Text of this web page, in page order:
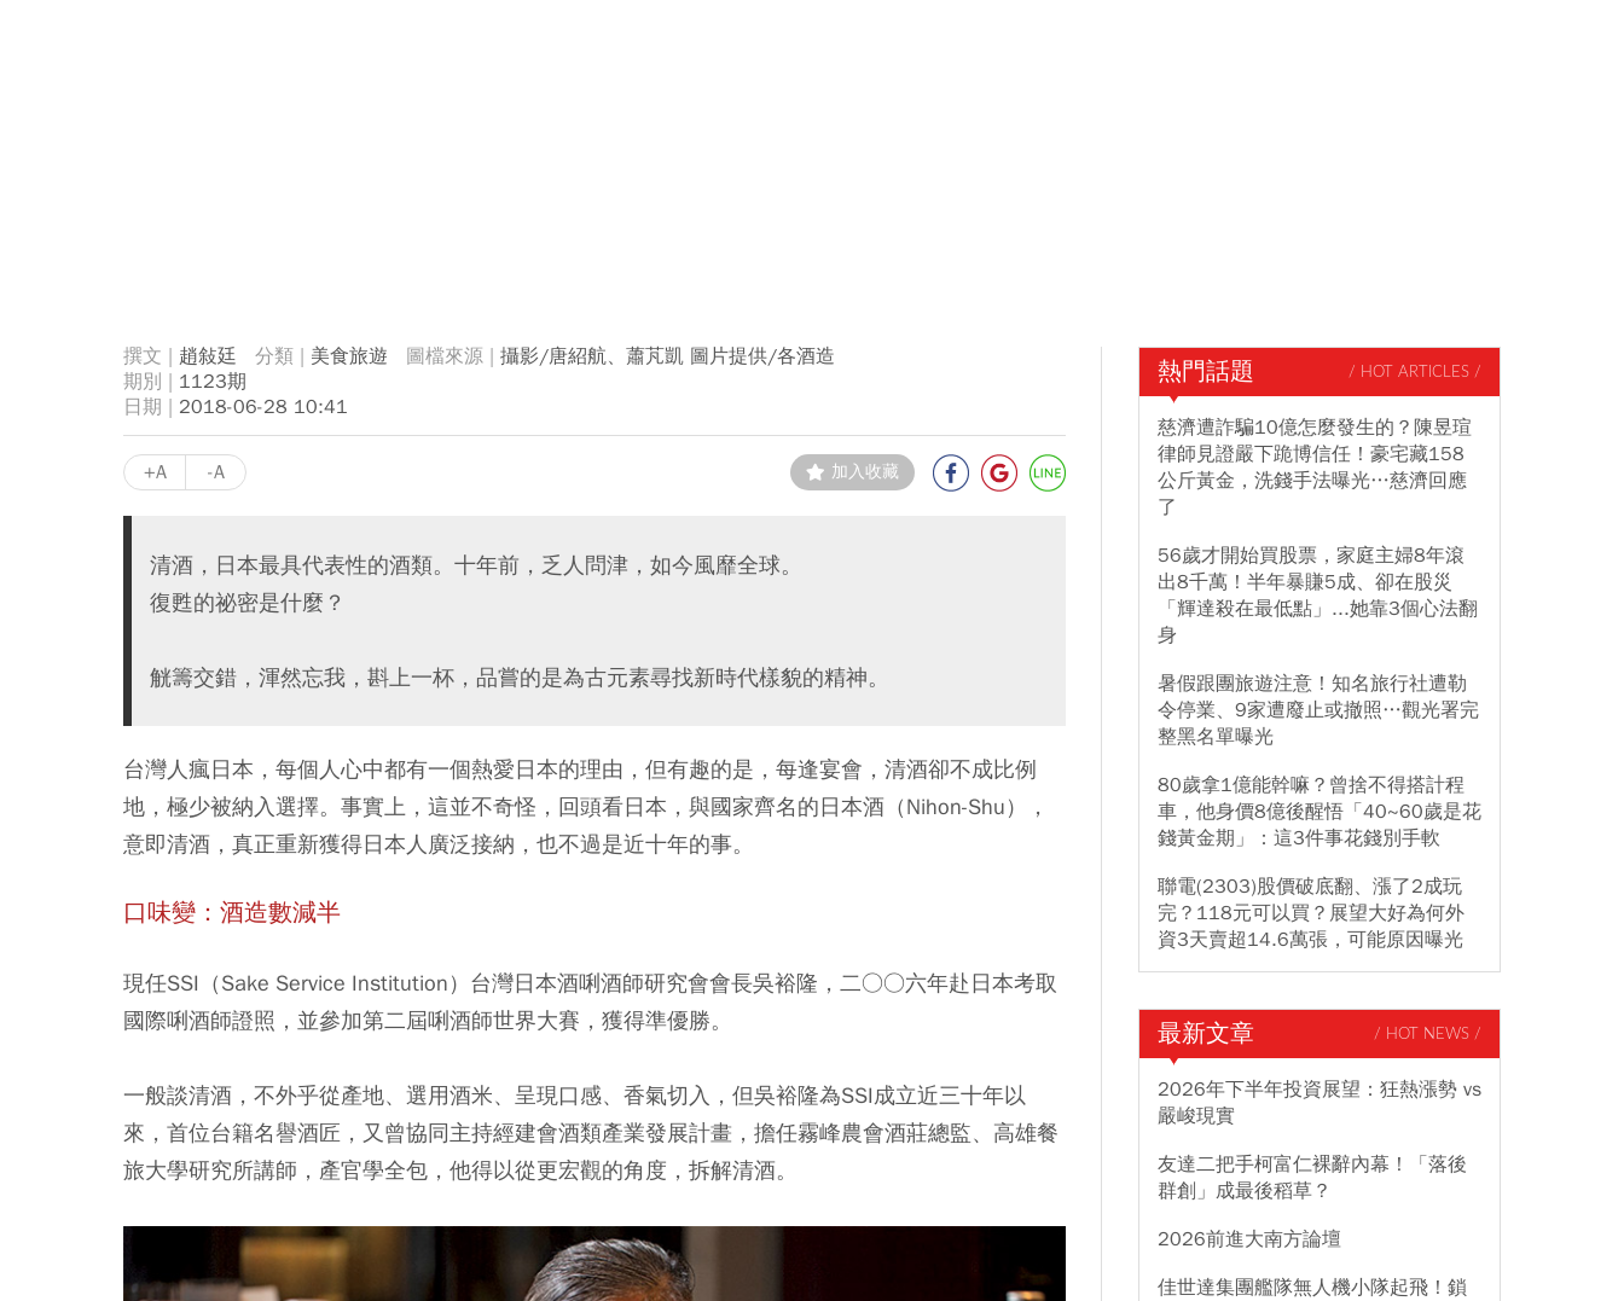
趙敍廷 美食旅遊
攝影/唐紹航、蕭芃凱 圖片提供/各酒造
1123期
2018-06-28 10:41
+A -A 加入收藏
清酒，日本最具代表性的酒類。十年前，乏人問津，如今風靡全球。
復甦的祕密是什麼？
觥籌交錯，渾然忘我，斟上一杯，品嘗的是為古元素尋找新時代樣貌的精神。
台灣人瘋日本，每個人心中都有一個熱愛日本的理由，但有趣的是，每逢宴會，清酒卻不成比例
地，極少被納入選擇。事實上，這並不奇怪，回頭看日本，與國家齊名的日本酒（Nihon-Shu），
意即清酒，真正重新獲得日本人廣泛接納，也不過是近十年的事。
口味變：酒造數減半
現任SSI（Sake Service Institution）台灣日本酒唎酒師研究會會長吳裕隆，二○○六年赴日本考取
國際唎酒師證照，並參加第二屆唎酒師世界大賽，獲得準優勝。
一般談清酒，不外乎從產地、選用酒米、呈現口感、香氣切入，但吳裕隆為SSI成立近三十年以
來，首位台籍名譽酒匠，又曾協同主持經建會酒類產業發展計畫，擔任霧峰農會酒莊總監、高雄餐
旅大學研究所講師，產官學全包，他得以從更宏觀的角度，拆解清酒。
熱門話題 / HOT ARTICLES /
慈濟遭詐騙10億怎麼發生的？陳昱瑄
律師見證嚴下跪博信任！豪宅藏158
公斤黃金，洗錢手法曝光…慈濟回應
了
56歲才開始買股票，家庭主婦8年滾
出8千萬！半年暴賺5成、卻在股災
「輝達殺在最低點」...她靠3個心法翻
身
暑假跟團旅遊注意！知名旅行社遭勒
令停業、9家遭廢止或撤照…觀光署完
整黑名單曝光
80歲拿1億能幹嘛？曾捨不得搭計程
車，他身價8億後醒悟「40~60歲是花
錢黃金期」：這3件事花錢別手軟
聯電(2303)股價破底翻、漲了2成玩
完？118元可以買？展望大好為何外
資3天賣超14.6萬張，可能原因曝光
最新文章 / HOT NEWS /
2026年下半年投資展望：狂熱漲勢 vs
嚴峻現實
友達二把手柯富仁裸辭內幕！「落後
群創」成最後稻草？
2026前進大南方論壇
佳世達集團艦隊無人機小隊起飛！鎖